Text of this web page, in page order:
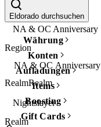
Eldorado durchsuchen
Währung
Konten
Aufladungen
Items
Boosting
Gift Cards
Region
NA & OC Anniversary
Region
NA & OC Anniversary
RealmRealm
Nightslayer
Realm